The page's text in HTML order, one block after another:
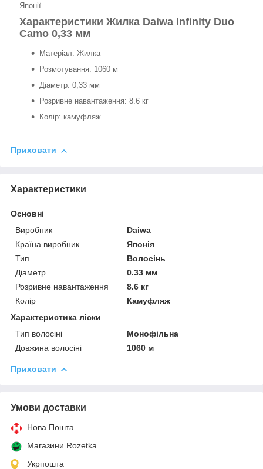
Японії.
Характеристики Жилка Daiwa Infinity Duo
Camo 0,33 мм
Матеріал: Жилка
Розмотування: 1060 м
Діаметр: 0,33 мм
Розривне навантаження: 8.6 кг
Колір: камуфляж
Приховати
Характеристики
Основні
Виробник
Daiwa
Країна виробник
Японія
Тип
Волосінь
Діаметр
0.33 мм
Розривне навантаження
8.6 кг
Колір
Камуфляж
Характеристика ліски
Тип волосіні
Монофільна
Довжина волосіні
1060 м
Приховати
Умови доставки
Нова Пошта
Магазини Rozetka
Укрпошта